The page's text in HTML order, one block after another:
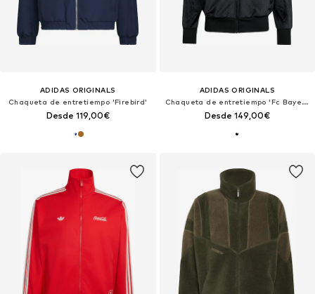
ADIDAS ORIGINALS
Chaqueta de entretiempo 'Firebird'
Desde 119,00€
ADIDAS ORIGINALS
Chaqueta de entretiempo 'Fc Bayern München'
Desde 149,00€